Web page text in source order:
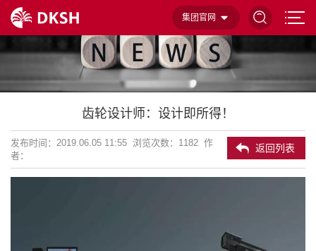
集团官网
齿轮设计师：设计即所得！
发布时间：2019.06.05 11:55 浏览次数： 1182 作
者：
返回列表